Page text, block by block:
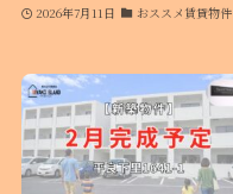
2026年7月11日 おススメ賃貸物件